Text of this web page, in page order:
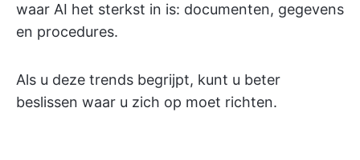
waar AI het sterkst in is: documenten, gegevens
en procedures.
Als u deze trends begrijpt, kunt u beter
beslissen waar u zich op moet richten.